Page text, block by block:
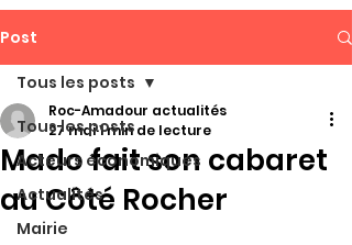
Post
Tous les posts
Acteurs économiques
Actualités
Mairie
Tous les posts
Mado fait son cabaret
au Côté Rocher
Roc-Amadour actualités
27 mai1 min de lecture